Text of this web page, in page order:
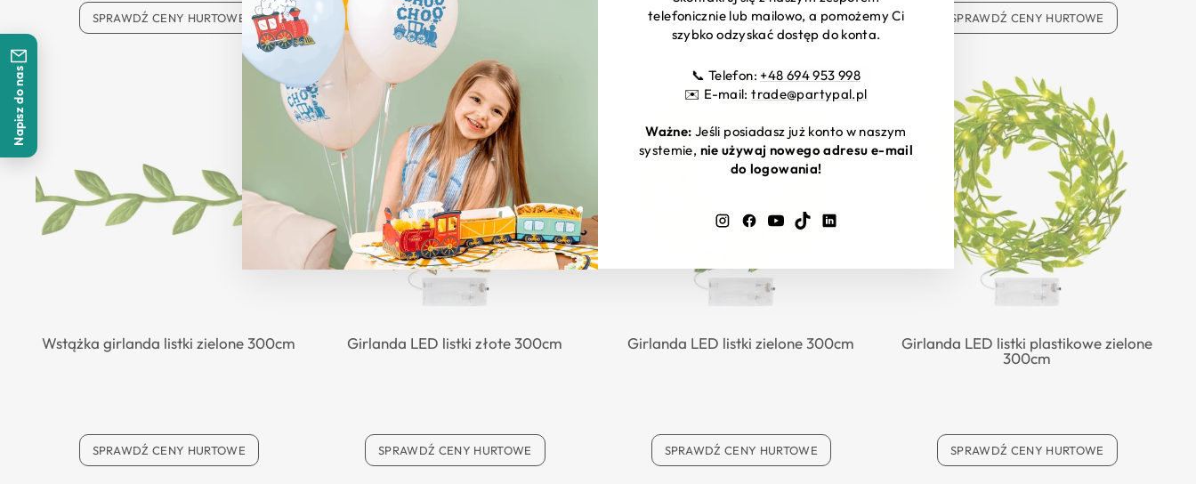
telefonicznie lub mailowo, a pomożemy Ci
szybko odzyskać dostęp do konta.
📞 Telefon: +48 694 953 998
✉️ E-mail:trade@partypal.pl
Ważne: Jeśli posiadasz już konto w naszym
systemie, nie używaj nowego adresu e-mail
do logowania!
Instagram
FacebookYouTube
TikTok
Napisz do nas
SPRAWDŹ CENY HURTOWE SPRAWDŹ CENY HURTOWE SPRAWDŹ CENY HURTOWE SPRAWDŹ CENY HURTOWE
Wstążka girlanda listki zielone 300cm
SPRAWDŹ CENY HURTOWE
od 03.10.2026
Girlanda LED listki złote 300cm
SPRAWDŹ CENY HURTOWE
od 03.10.2026
Girlanda LED listki zielone 300cm
SPRAWDŹ CENY HURTOWE
Girlanda LED listki plastikowe zielone
300cm
SPRAWDŹ CENY HURTOWE